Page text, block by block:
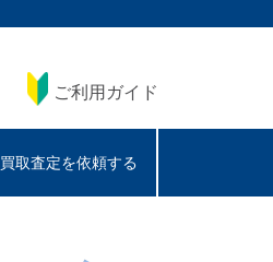
ご利用ガイド
買取査定を依頼する